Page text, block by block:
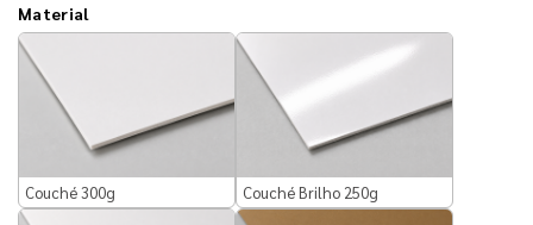
Material
Couché 300g Couché Brilho 250g